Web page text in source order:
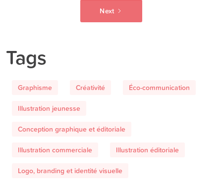
Next
Tags
Graphisme Créativité Éco-communication
Illustration jeunesse
Conception graphique et éditoriale
Illustration commerciale Illustration éditoriale
Logo, branding et identité visuelle